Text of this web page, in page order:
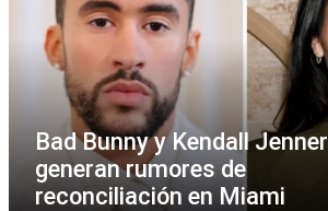
Bad Bunny y Kendall Jenner
generan rumores de
reconciliación en Miami